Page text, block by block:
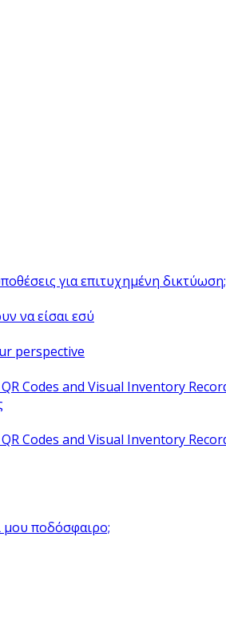
για επιτυχημένη δικτύωση;
να είσαι εσύ
perspective
μου ποδόσφαιρο;